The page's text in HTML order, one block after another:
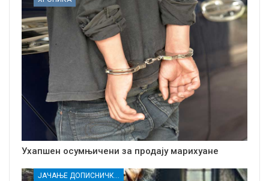
Ухапшен осумњичени за продају марихуане
ЈАЧАЊЕ ДОПИСНИЧКЕ МРЕЖЕ НЕЗАВИСНИХ МЕДИЈА У РАСИНСКОМ ОКРУГУ